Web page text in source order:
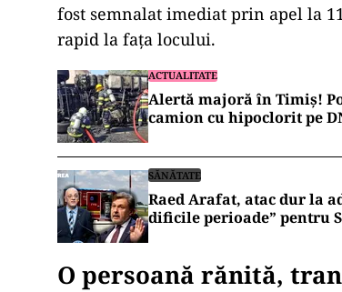
fost semnalat imediat prin apel la
rapid la fața locului.
ACTUALITATE
Alertă majoră în Timiș!
camion cu hipoclorit pe
SĂNĂTATE
Raed Arafat, atac dur la
dificile perioade” pentru
O persoană rănită,